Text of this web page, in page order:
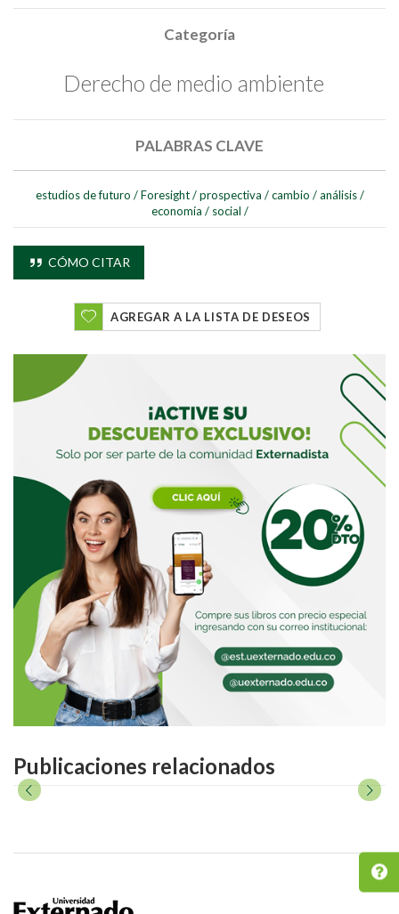
Buscar
Buscar
Categoría
Derecho de medio ambiente
PALABRAS CLAVE
estudios de futuro / Foresight / prospectiva / cambio / análisis /
economía / social /
CÓMO CITAR
AGREGAR A LA LISTA DE DESEOS
Publicaciones relacionados